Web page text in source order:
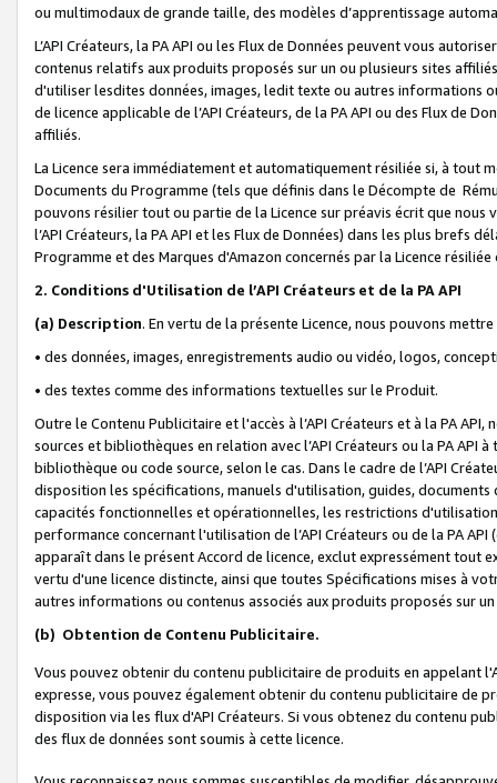
ou multimodaux de grande taille, des modèles d’apprentissage
L’API Créateurs, la PA API ou les Flux de Données peuvent vous
contenus relatifs aux produits proposés sur un ou plusieurs sites
d'utiliser lesdites données, images, ledit texte ou autres informations
de licence applicable de l’API Créateurs, de la PA API ou des Flux de
affiliés.
La Licence sera immédiatement et automatiquement résiliée si, à
Documents du Programme (tels que définis dans le Décompte de
pouvons résilier tout ou partie de la Licence sur préavis écrit que
l’API Créateurs, la PA API et les Flux de Données) dans les plus
Programme et des Marques d'Amazon concernés par la Licence
2. Conditions d'Utilisation de l’API Créateurs et de la PA API
(a) Description. En vertu de la présente Licence, nous pouvons
• des données, images, enregistrements audio ou vidéo, logos,
• des textes comme des informations textuelles sur le Produit.
Outre le Contenu Publicitaire et l'accès à l’API Créateurs et à la PA
sources et bibliothèques en relation avec l’API Créateurs ou la PA
bibliothèque ou code source, selon le cas. Dans le cadre de l’API
disposition les spécifications, manuels d'utilisation, guides,
capacités fonctionnelles et opérationnelles, les restrictions
performance concernant l'utilisation de l’API Créateurs ou de la PA
apparaît dans le présent Accord de licence, exclut expressément tout
vertu d'une licence distincte, ainsi que toutes Spécifications mises à
autres informations ou contenus associés aux produits proposés sur
(b) Obtention de Contenu Publicitaire.
Vous pouvez obtenir du contenu publicitaire de produits en appelant
expresse, vous pouvez également obtenir du contenu publicitaire de
disposition via les flux d'API Créateurs. Si vous obtenez du contenu
des flux de données sont soumis à cette licence.